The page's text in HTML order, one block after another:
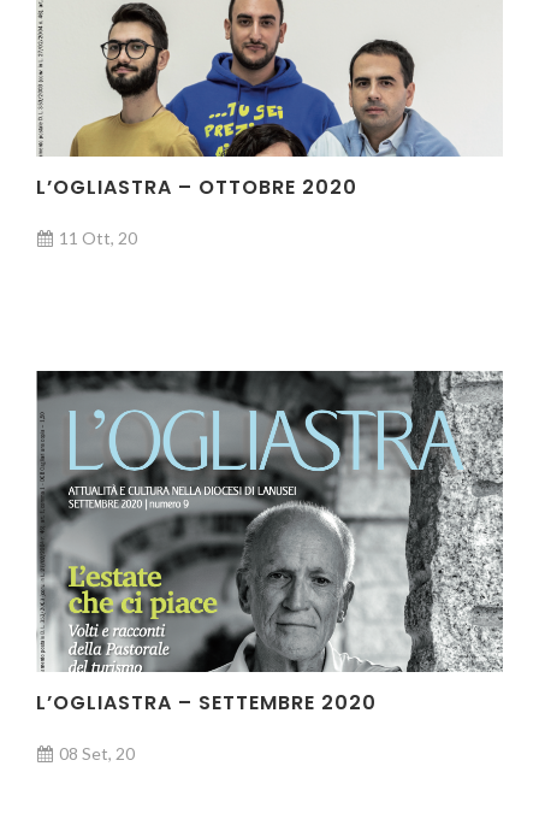
L’OGLIASTRA – OTTOBRE 2020
11 Ott, 20
L’OGLIASTRA – SETTEMBRE 2020
08 Set, 20